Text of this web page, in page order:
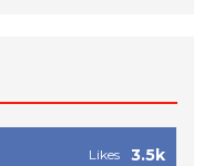
3.5k
Likes